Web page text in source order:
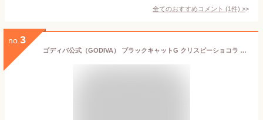
全てのおすすめコメント (1件) >
no. 3
ゴディバ公式（GODIVA） ブラックキャットG クリスピーショコラ アソートメント（3粒入）ハロウィン お菓子 プレゼント